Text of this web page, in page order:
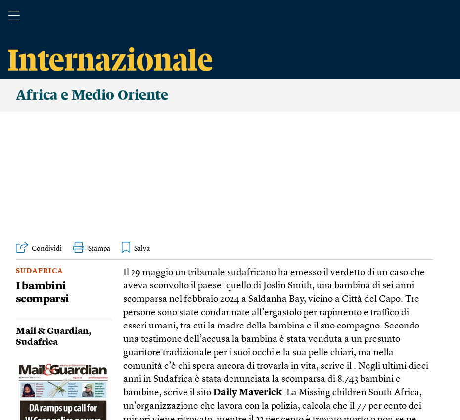
Africa e Medio Oriente
Condividi Stampa
SUDAFRICA
I bambini
scomparsi
Mail & Guardian,
Sudafrica
Il 29 maggio un tribunale sudafricano ha emesso il verdetto di un caso che
aveva sconvolto il paese: quello di Joslin Smith, una bambina di sei anni
scomparsa nel febbraio 2024 a Saldanha Bay, vicino a Città del Capo. Tre
persone sono state condannate all’ergastolo per rapimento e traffico di
esseri umani, tra cui la madre della bambina e il suo compagno. Secondo
una testimone dell’accusa la bambina è stata venduta a un presunto
guaritore tradizionale per i suoi occhi e la sua pelle chiari, ma nella
comunità c’è chi spera ancora di trovarla in vita, scrive il . Negli ultimi dieci
anni in Sudafrica è stata denunciata la scomparsa di 8.743 bambini e
bambine, scrive il sitoDaily Maverick. La Missing children South Africa,
un’organizzazione che lavora con la polizia, calcola che il 77 per cento dei